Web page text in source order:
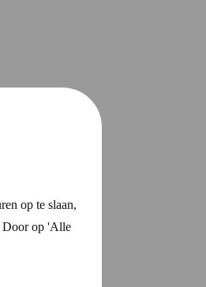
op te slaan,
Door op 'Alle